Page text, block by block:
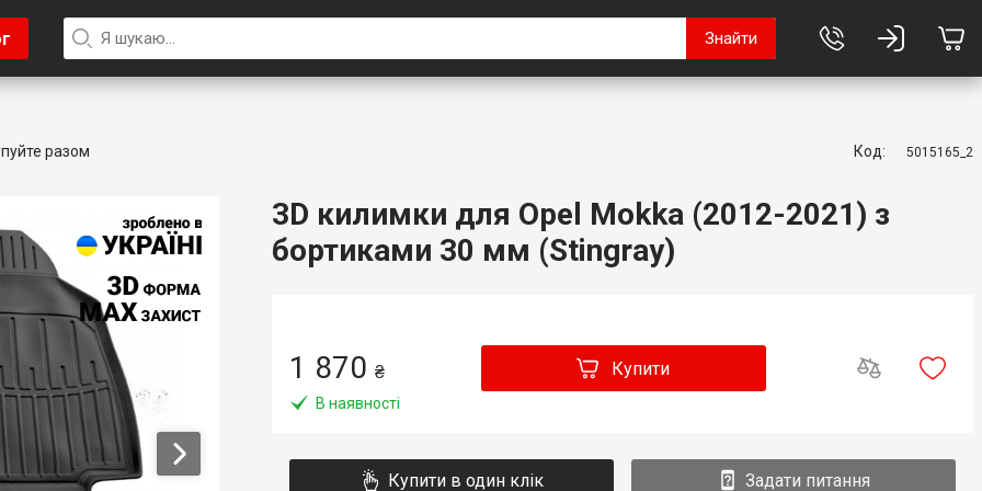
Знайти
разом Код: 5015165_2
3D килимки для Opel Mokka (2012-2021) з
бортиками 30 мм (Stingray)
1 870 ₴
В наявності
Купити
Купити в один клік Задати питання